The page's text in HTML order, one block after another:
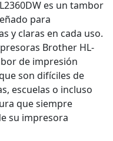
es un tambor
para
y claras en cada uso.
Brother HL-
de impresión
son difíciles de
escuelas o incluso
que siempre
su impresora